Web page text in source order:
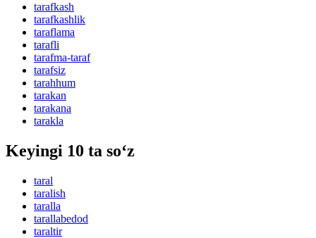
tarafkash
tarafkashlik
taraflama
tarafli
tarafma-taraf
tarafsiz
tarahhum
tarakan
tarakana
tarakla
Keyingi 10 ta so‘z
taral
taralish
taralla
tarallabedod
taraltir